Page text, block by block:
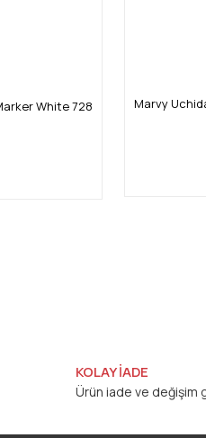
White 728 Marvy
KOLAY İADE
Ürün iade ve değişim